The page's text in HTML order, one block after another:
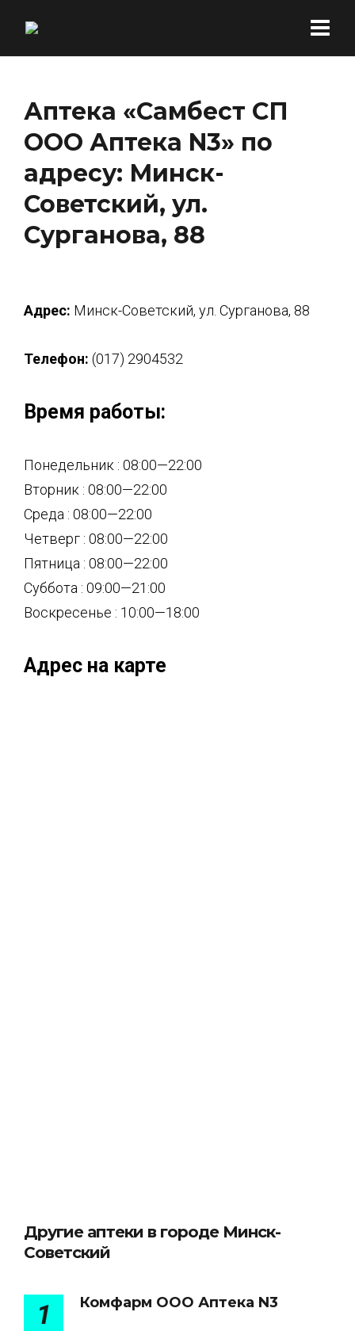
Аптека «Самбест СП
ООО Аптека N3» по
адресу: Минск-
Советский, ул.
Сурганова, 88
Адрес: Минск-Советский, ул. Сурганова, 88
Телефон: (017) 2904532
Время работы:
Понедельник : 08:00—22:00
Вторник : 08:00—22:00
Среда : 08:00—22:00
Четверг : 08:00—22:00
Пятница : 08:00—22:00
Суббота : 09:00—21:00
Воскресенье : 10:00—18:00
Адрес на карте
Другие аптеки в городе Минск-
Советский
1 Комфарм ООО Аптека N3